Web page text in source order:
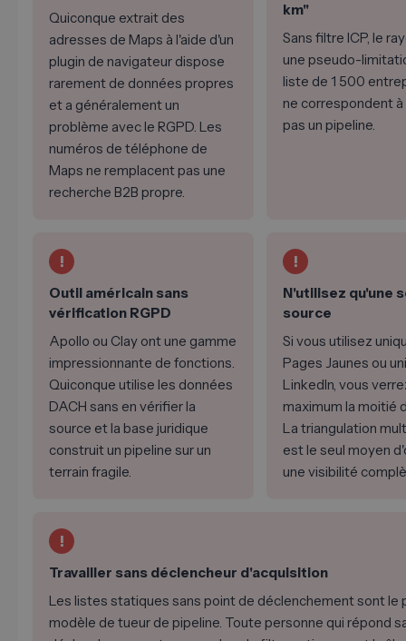
Quiconque extrait des
adresses de Maps à l'aide d'un
plugin de navigateur dispose
rarement de données propres
et a généralement un
problème avec le RGPD. Les
numéros de téléphone de
Maps ne remplacent pas une
recherche B2B propre.
km"
Sans filtre ICP, le
une pseudo-
liste de 1 500
ne correspondent à
pas un pipeline.
!
Outil américain sans
vérification RGPD
Apollo ou Clay ont une gamme
impressionnante de fonctions.
Quiconque utilise les données
DACH sans en vérifier la
source et la base juridique
construit un pipeline sur un
terrain fragile.
!
N'utilisez qu'une
source
Si vous utilisez
Pages Jaunes ou
LinkedIn, vous
maximum la moitié
La triangulation
est le seul moyen
une visibilité
!
Travailler sans déclencheur d'acquisition
Les listes statiques sans point de déclenchement sont le
modèle de tueur de pipeline. Toute personne qui répond